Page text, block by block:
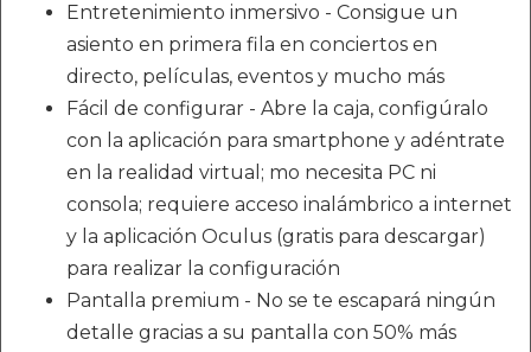
Entretenimiento inmersivo - Consigue un
asiento en primera fila en conciertos en
directo, películas, eventos y mucho más
Fácil de configurar - Abre la caja, configúralo
con la aplicación para smartphone y adéntrate
en la realidad virtual; mo necesita PC ni
consola; requiere acceso inalámbrico a internet
y la aplicación Oculus (gratis para descargar)
para realizar la configuración
Pantalla premium - No se te escapará ningún
detalle gracias a su pantalla con 50% más